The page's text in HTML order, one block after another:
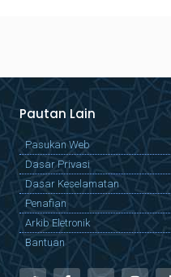
Pautan Lain
Pasukan Web
Dasar Privasi
Dasar Keselamatan
Penafian
Arkib Eletronik
Bantuan